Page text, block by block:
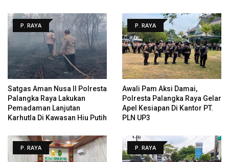
P. RAYA
Satgas Aman Nusa II Polresta
Palangka Raya Lakukan
Pemadaman Lanjutan
Karhutla Di Kawasan Hiu Putih
P. RAYA
Awali Pam Aksi Damai,
Polresta Palangka Raya Gelar
Apel Kesiapan Di Kantor PT.
PLN UP3
P. RAYA P. RAYA